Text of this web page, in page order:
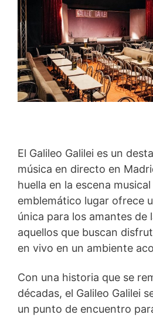
El Galileo Galilei es un
música en directo en
huella en la escena
emblemático lugar ofrece
única para los amantes de
aquellos que buscan
en vivo en un ambiente
Con una historia que se
décadas, el Galileo Galilei
un punto de encuentro